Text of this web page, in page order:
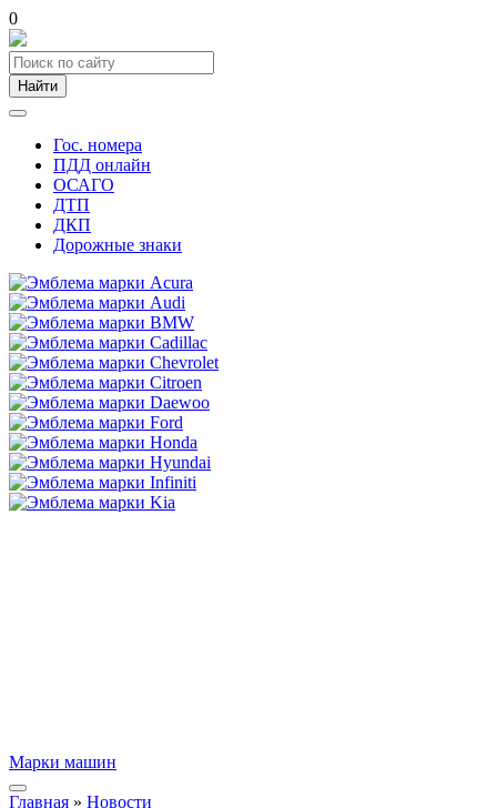
0
Найти
Гос. номера
ПДД онлайн
ОСАГО
ДТП
ДКП
Дорожные знаки
Марки машин
Главная » Новости